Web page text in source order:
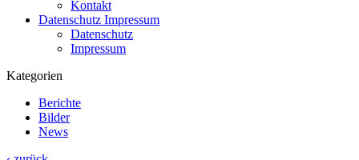
Kontakt
Datenschutz Impressum
Datenschutz
Impressum
Kategorien
Berichte
Bilder
News